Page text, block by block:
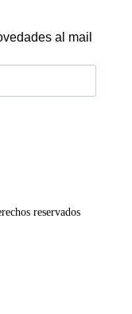
al mail
reservados